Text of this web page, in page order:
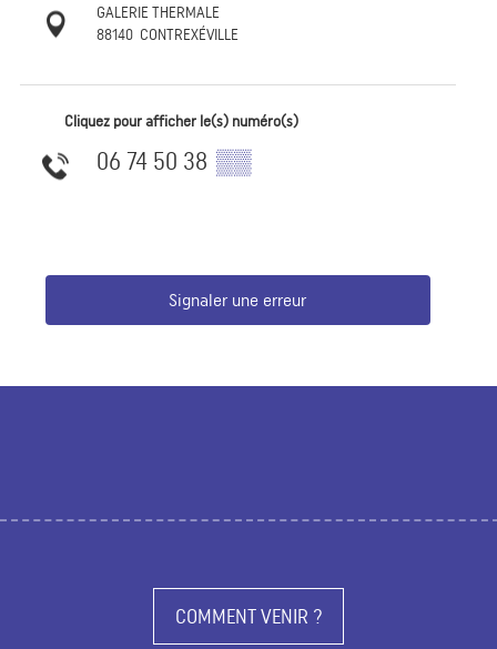
GALERIE THERMALE
88140 CONTREXÉVILLE
Cliquez pour afficher le(s) numéro(s)
06 74 50 38 ▒▒
Signaler une erreur
COMMENT VENIR ?